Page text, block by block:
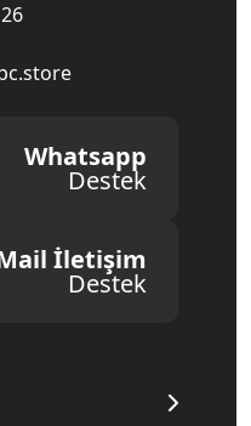
Whatsapp
Destek
İletişim
Destek